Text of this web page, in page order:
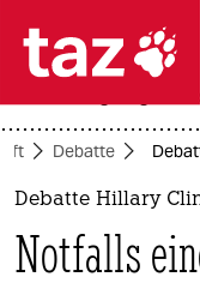

politik
Debatte
Debatte Hillary
Notfalls